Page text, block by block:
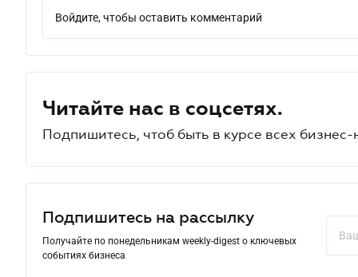
Войдите, чтобы оставить комментарий
Читайте нас в соцсетях.
Подпишитесь, чтоб быть в курсе всех бизнес-
Подпишитесь на рассылку
Получайте по понедельникам weekly-digest о ключевых
событиях бизнеса